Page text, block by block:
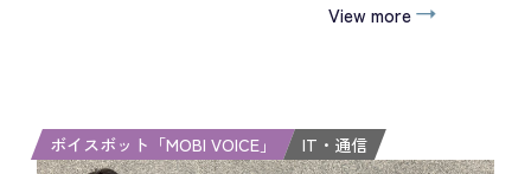
View more
ボイスボット「MOBI VOICE」 IT・通信